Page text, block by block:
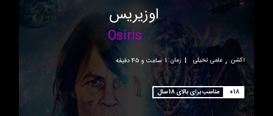
اوزیریس
Osiris
اکشن , علمی تخیلی | زمان:1ساعت و 45 دقیقه
+18 مناسب برای بالای 18 سال